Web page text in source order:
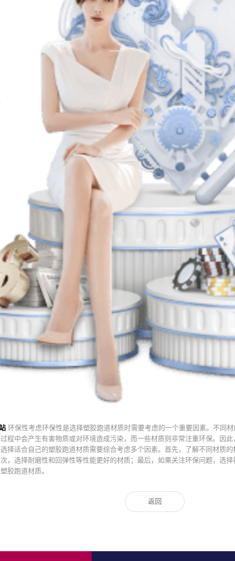
环保性考虑环保性是选择塑胶跑道材质时需要考虑的一个重要因素。不同
程中会产生有害物质或对环境造成污染，而一些材质则非常注重环保。因
择适合自己的塑胶跑道材质需要综合考虑多个因素。首先，了解不同材质
，选择耐磨性和回弹性等性能更好的材质；最后，如果关注环保问题，选
胶跑道材质。
返回